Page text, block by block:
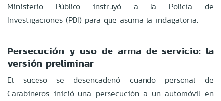
Ministerio Público instruyó a la Policía de
Investigaciones (PDI) para que asuma la indagatoria.
Persecución y uso de arma de servicio: la
versión preliminar
El suceso se desencadenó cuando personal de
Carabineros inició una persecución a un automóvil en